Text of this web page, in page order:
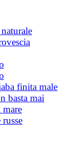
finita male
basta mai